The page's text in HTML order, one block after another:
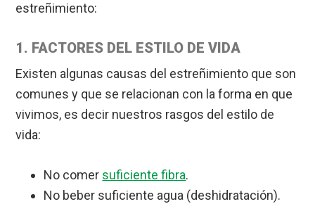
estreñimiento:
1. FACTORES DEL ESTILO DE VIDA
Existen algunas causas del estreñimiento que son
comunes y que se relacionan con la forma en que
vivimos, es decir nuestros rasgos del estilo de
vida:
No comer suficiente fibra.
No beber suficiente agua (deshidratación).